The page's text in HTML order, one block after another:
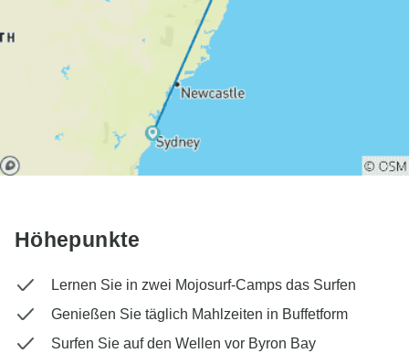
Höhepunkte
Lernen Sie in zwei Mojosurf-Camps das Surfen
Genießen Sie täglich Mahlzeiten in Buffetform
Surfen Sie auf den Wellen vor Byron Bay